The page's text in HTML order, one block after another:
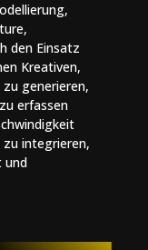
den Einsatz
Kreativen,
generieren,
erfassen
zu integrieren,
und